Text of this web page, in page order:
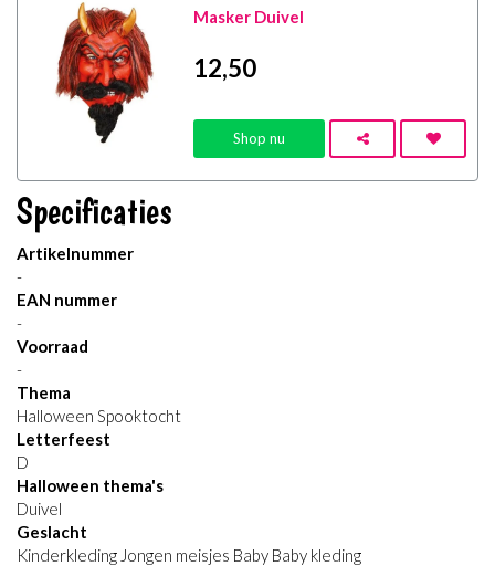
Masker Duivel
12,50
Shop nu
Specificaties
Artikelnummer
-
EAN nummer
-
Voorraad
-
Thema
Halloween Spooktocht
Letterfeest
D
Halloween thema's
Duivel
Geslacht
Kinderkleding Jongen meisjes Baby Baby kleding